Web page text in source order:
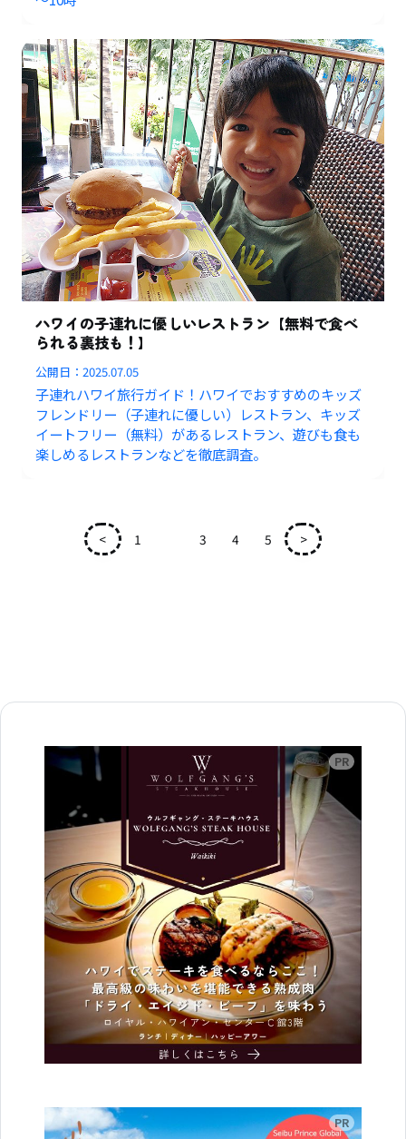
ハワイの子連れに優しいレストラン【無料で食べ
られる裏技も！】
公開日：2025.07.05
子連れハワイ旅行ガイド！ハワイでおすすめのキッズ
フレンドリー（子連れに優しい）レストラン、キッズ
イートフリー（無料）があるレストラン、遊びも食も
楽しめるレストランなどを徹底調査。
< 1 3 4 5 >
広告
広告